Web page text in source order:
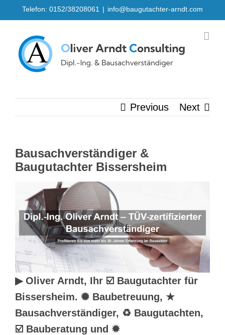
to
content
Telefon: 0152/38208061 | info@baugutachter-arndt.com
Previous Next
Bausachverständiger &
Baugutachter Bissersheim
▶︎ Oliver Arndt, Ihr ☑️ Baugutachter für
Bissersheim. ✺ Baubetreuung, ★
Bausachverständiger, ♻ Baugutachten,
☑️ Bauberatung und ✹